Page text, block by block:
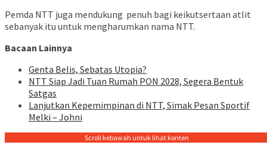
Pemda NTT juga mendukung penuh bagi keikutsertaan atlit
sebanyak itu untuk mengharumkan nama NTT.
Bacaan Lainnya
Genta Belis, Sebatas Utopia?
NTT Siap Jadi Tuan Rumah PON 2028, Segera Bentuk
Satgas
Lanjutkan Kepemimpinan di NTT, Simak Pesan Sportif
Melki – Johni
Scroll kebawah untuk lihat konten